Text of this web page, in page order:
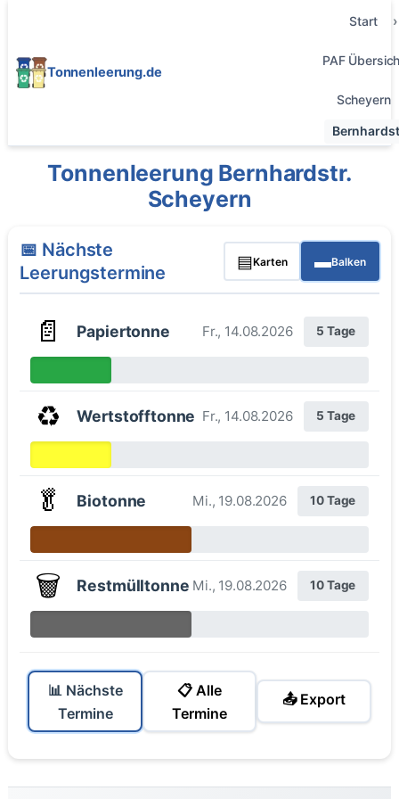
Tonnenleerung.de
Start
PAF
Scheyern
Tonnenleerung Bernhardstr.
Scheyern
📅 Nächste
Leerungstermine
▤Karten ▬Balken
📄 Papiertonne Fr., 14.08.2026 5 Tage
♻️ Wertstofftonne Fr., 14.08.2026 5 Tage
🥬 Biotonne Mi., 19.08.2026 10 Tage
🗑️ Restmülltonne Mi., 19.08.2026 10 Tage
📊 Nächste
Termine
📋 Alle
Termine
📤 Export